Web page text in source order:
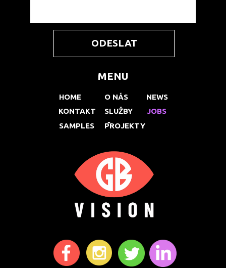
O NÁS
SLUŽBY
PROJEKTY
SAMPLES
NEWS
KONTAKT
HOME
MENU
ODESLAT
JOBS